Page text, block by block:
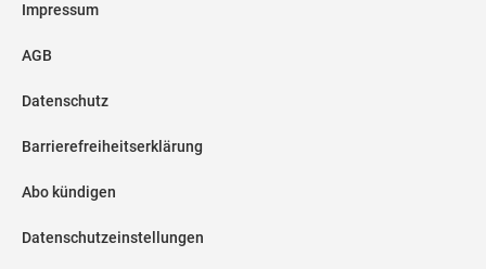
Impressum
AGB
Datenschutz
Barrierefreiheitserklärung
Abo kündigen
Datenschutzeinstellungen